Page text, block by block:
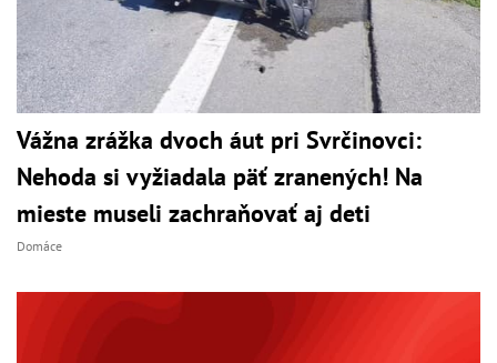
Vážna zrážka dvoch áut pri Svrčinovci:
Nehoda si vyžiadala päť zranených! Na
mieste museli zachraňovať aj deti
Domáce